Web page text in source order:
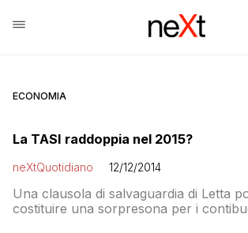
ECONOMIA
La TASI raddoppia nel 2015?
neXtQuotidiano 12/12/2014
Una clausola di salvaguardia di Letta
costituire una sorpresona per i